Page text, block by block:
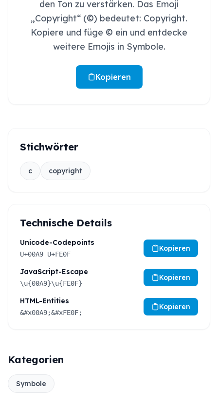
den Ton zu verstärken. Das Emoji
„Copyright“ (©️) bedeutet: Copyright.
Kopiere und füge ©️ ein und entdecke
weitere Emojis in Symbole.
Kopieren
Stichwörter
c copyright
Technische Details
Unicode-Codepoints
U+00A9 U+FE0F
Kopieren
JavaScript-Escape
\u{00A9}\u{FE0F}
Kopieren
HTML-Entities
&#x00A9;&#xFE0F;
Kopieren
Kategorien
Symbole